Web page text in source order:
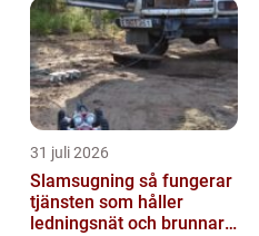
31 juli 2026
Slamsugning så fungerar
tjänsten som håller
ledningsnät och brunnar i